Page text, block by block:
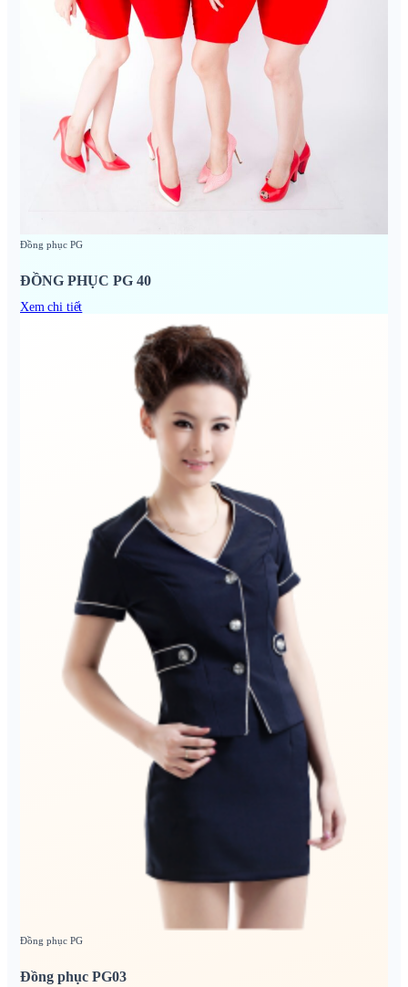
Đồng phục PG
ĐỒNG PHỤC PG 40
Xem chi tiết
Đồng phục PG
Đồng phục PG03